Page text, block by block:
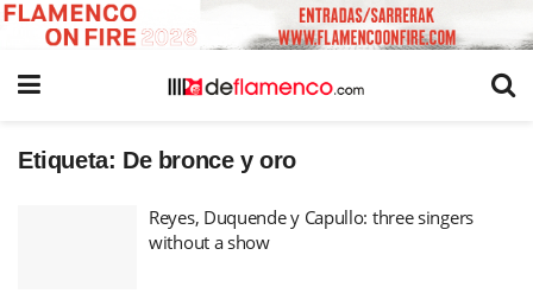
Etiqueta: De bronce y oro
Reyes, Duquende y Capullo: three singers
without a show